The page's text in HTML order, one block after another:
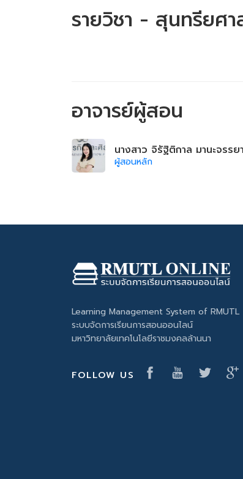
รายวิชา - สุนทรียศ
อาจารย์ผู้สอน
นางสาว จิรัฐิติกาล มานะจรร
ผู้สอนหลัก
Learning Management System of RMUTL
ระบบจัดการเรียนการสอนออนไลน์
มหาวิทยาลัยเทคโนโลยีราชมงคลล้านนา
FOLLOW US